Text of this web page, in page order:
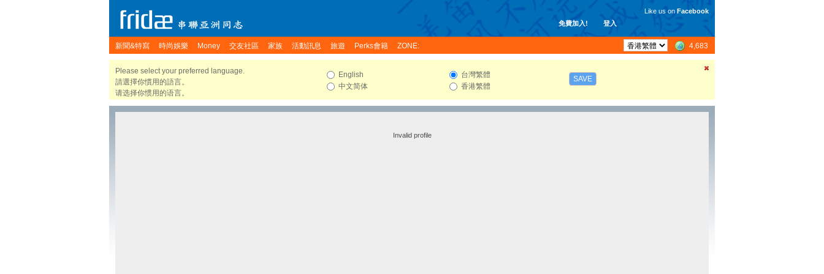
免費加入! 登入
Like us on Facebook
新聞&特寫 時尚娛樂 Money 交友社區 家族 活動訊息 旅遊 Perks會籍 ZONE: 4,683
Please select your preferred language.
請選擇你慣用的語言。
请选择你惯用的语言。
English
中文简体
台灣繁體
香港繁體
SAVE
Invalid profile